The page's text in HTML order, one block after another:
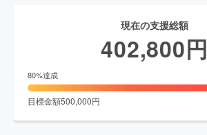
現在の支援総額
402,800円
80%達成
目標金額500,000円